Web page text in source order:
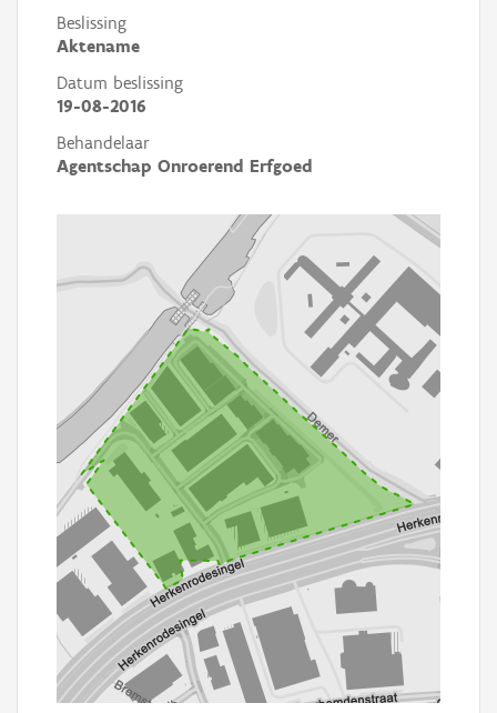
Beslissing
Aktename
Datum beslissing
19-08-2016
Behandelaar
Agentschap Onroerend Erfgoed